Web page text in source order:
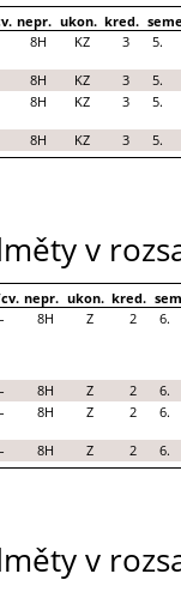
nepr. ukon. kred.
8H KZ 3 5.
8H KZ 3
5.
8H KZ 3 5.
8H KZ 3 5.
v
nepr. ukon. kred.
8H Z 2 6.
8H Z 2
6.
8H Z 2 6.
8H Z 2 6.
v